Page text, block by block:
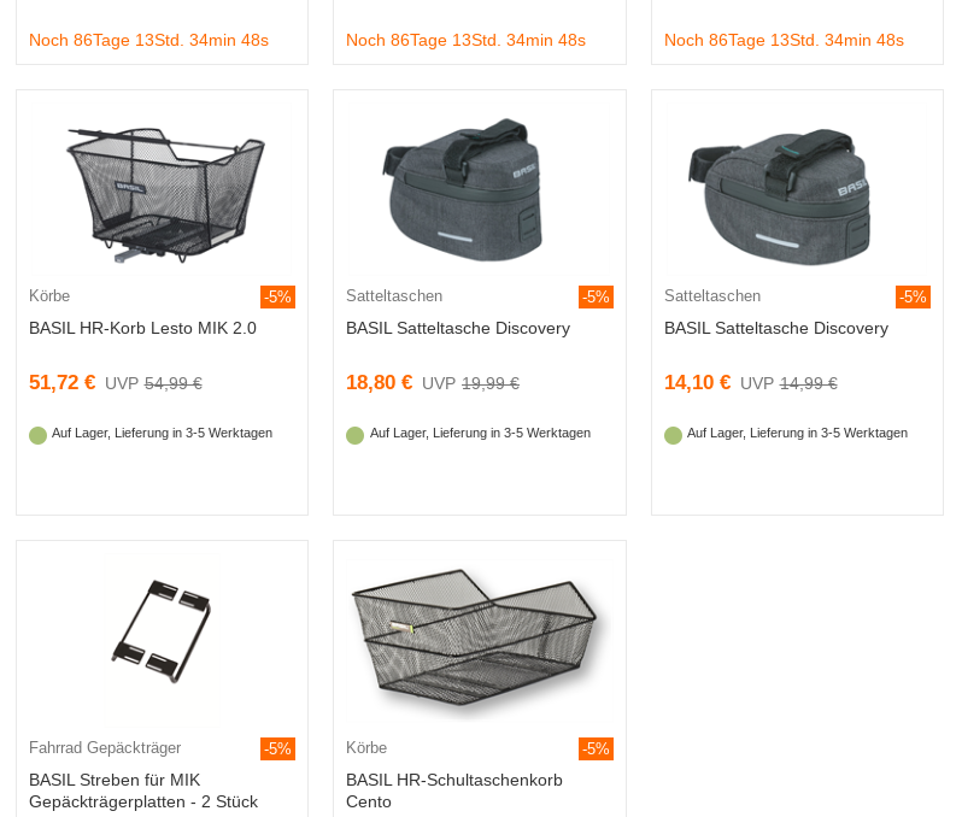
Noch 86Tage 13Std. 34min 47s Noch 86Tage 13Std. 34min 47s Noch 86Tage 13Std. 34min 47s
Körbe -5%
BASIL HR-Korb Lesto MIK 2.0
51,72 € 54,99 €
Auf Lager, Lieferung in 3-5 Werktagen
Satteltaschen -5%
BASIL Satteltasche Discovery
18,80 € 19,99 €
Auf Lager, Lieferung in 3-5 Werktagen
Satteltaschen -5%
BASIL Satteltasche Discovery
14,10 € 14,99 €
Auf Lager, Lieferung in 3-5 Werktagen
Fahrrad Gepäckträger -5%
BASIL Streben für MIK
Gepäckträgerplatten - 2 Stück
Körbe -5%
BASIL HR-Schultaschenkorb
Cento